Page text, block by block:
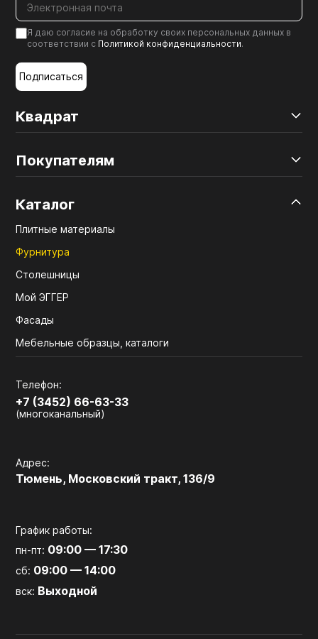
Квадрат
Покупателям
Каталог
Плитные материалы
Фурнитура
Столешницы
Мой ЭГГЕР
Фасады
Мебельные образцы, каталоги
Телефон:
+7 (3452) 66-63-33
(многоканальный)
Адрес:
Тюмень, Московский тракт, 136/9
График работы:
пн-пт: 09:00 — 17:30
сб: 09:00 — 14:00
вск: Выходной
Я даю согласие на обработку своих персональных данных в
соответствии с Политикой конфиденциальности.
Подписаться